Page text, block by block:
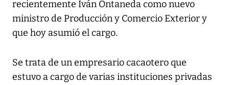
recientemente Iván Ontaneda como nuevo
ministro de Producción y Comercio Exterior y
que hoy asumió el cargo.
Se trata de un empresario cacaotero que
estuvo a cargo de varias instituciones privadas